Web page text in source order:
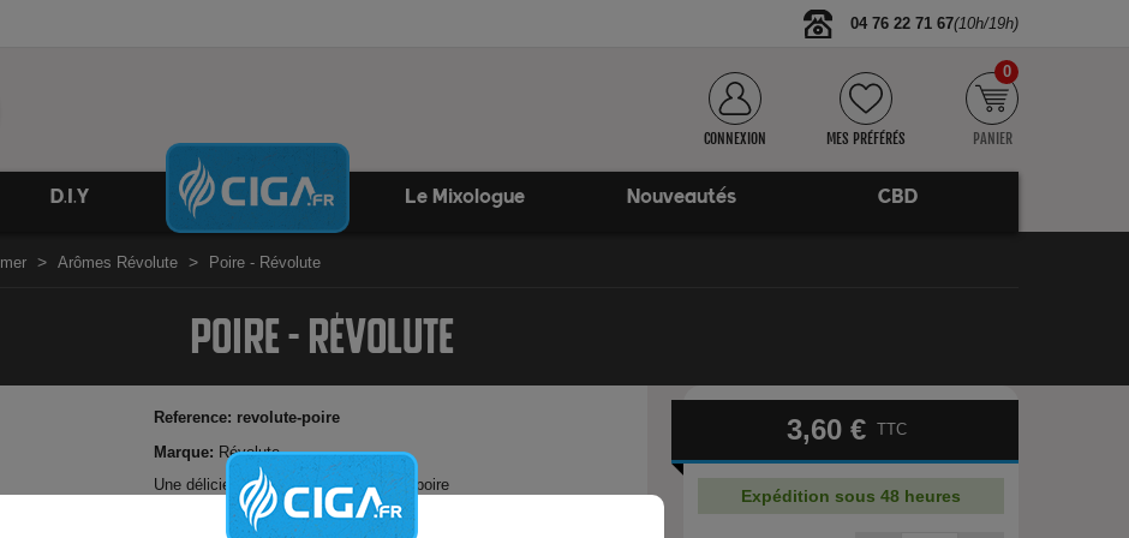
04 76 22 71 67(10h/19h)
CONNEXION MES PRÉFÉRÉS PANIER
0
D.I.Y Le Mixologue Nouveautés CBD
Arômes Révolute Poire - Révolute
POIRE - RÉVOLUTE
Reference: revolute-poire
Marque: Révolute
Une délicieuse saveur concentrée de poire
Arôme concentré français Révolute - 10ml
15 gouttes pour 10ml
3,60 € TTC
Expédition sous 48 heures